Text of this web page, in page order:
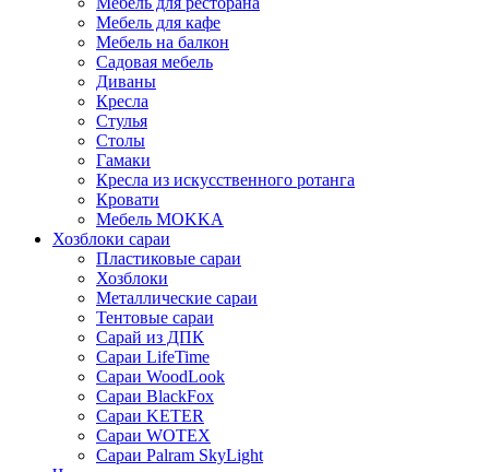
Мебель для кафе
Мебель на балкон
Садовая мебель
Диваны
Кресла
Стулья
Столы
Гамаки
Кресла из искусственного ротанга
Кровати
Мебель MOKKA
Хозблоки сараи
Пластиковые сараи
Хозблоки
Металлические сараи
Тентовые сараи
Сарай из ДПК
Cараи LifeTime
Cараи WoodLook
Сараи BlackFox
Сараи KETER
Сараи WOTEX
Сараи Palram SkyLight